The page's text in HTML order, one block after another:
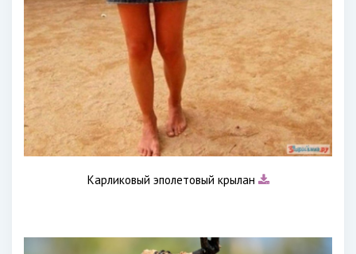
Карликовый эполетовый крылан